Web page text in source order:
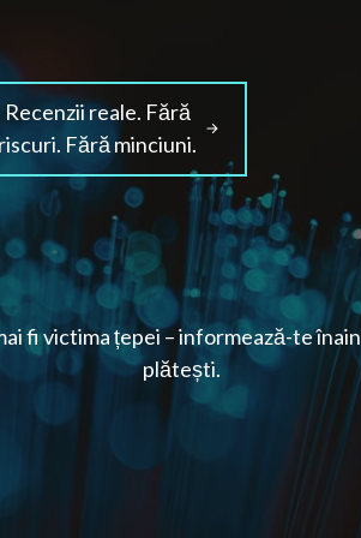
Recenzii reale. Fără
Fără minciuni.
fi victima țepei – informează-te
plătești.